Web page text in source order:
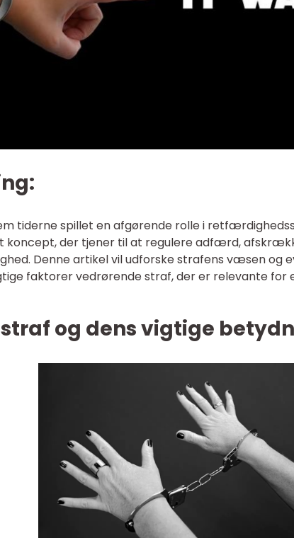
tiderne spillet en afgørende rolle i
koncept, der tjener til at regulere adfærd,
Denne artikel vil udforske strafens væsen og
faktorer vedrørende straf, der er relevante for
og dens vigtige